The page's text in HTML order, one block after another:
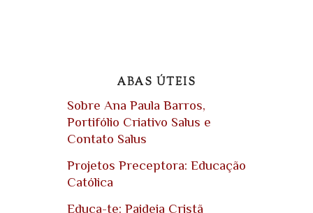
ABAS ÚTEIS
Sobre Ana Paula Barros,
Portifólio Criativo Salus e
Contato Salus
Projetos Preceptora: Educação
Católica
Educa-te: Paideia Cristã